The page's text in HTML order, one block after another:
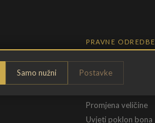
Samo nužni Postavke
PRAVNE ODREDBE
Pravila privatnosti
Opći uvjeti
Promjena veličine
Uvjeti poklon bona